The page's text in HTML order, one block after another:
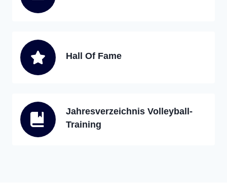
Hall Of Fame
Jahresverzeichnis Volleyball-
Training